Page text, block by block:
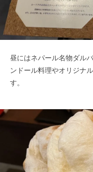
昼にはネパール名物ダル
ンドール料理やオリジナ
す。